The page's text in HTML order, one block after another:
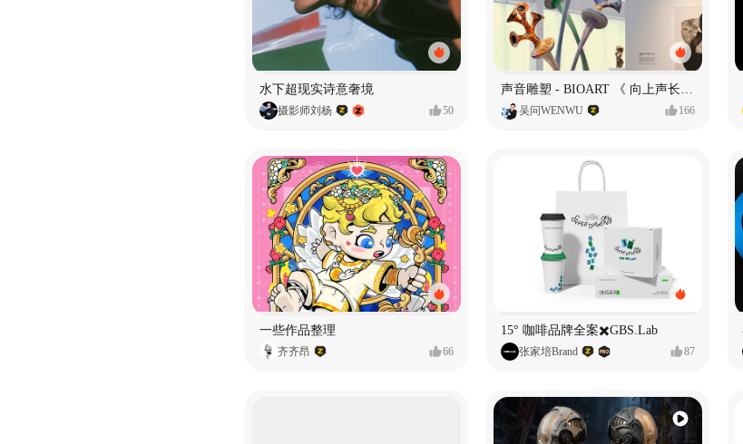
水下超现实诗意奢境
摄影师刘杨 50 吴问WENWU 166
一些作品整理
齐齐昂 66
15° 咖啡品牌全案✖️GBS.Lab
张家培Brand 87